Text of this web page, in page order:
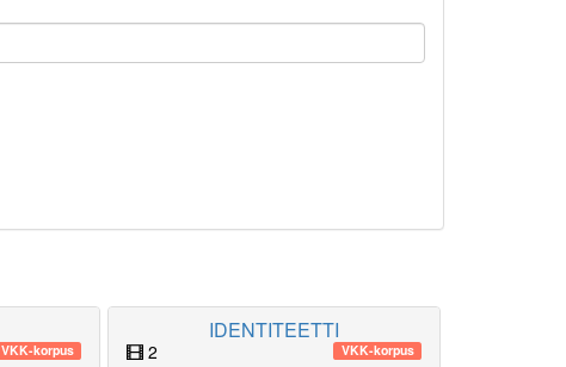
VKK-korpus
IDENTITEETTI
2 VKK-korpus